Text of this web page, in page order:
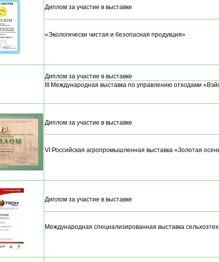
Диплом за участие в выставке
«Экологически чистая и безопасная продукция»
Диплом за участие в выставке
III Международная выставка по управлению отходами
Диплом за участие в выставке
VI Российская агропромышленная выставка «Золотая
Диплом за участие в выставке
Международная специализированная выставка